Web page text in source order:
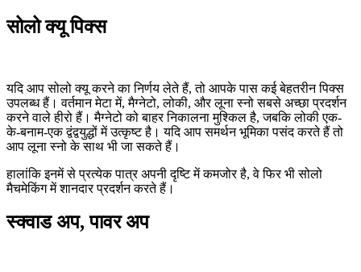
सोलो क्यू पिक्स
यदि आप सोलो क्यू करने का निर्णय लेते हैं, तो आपके पास कई बेहतरीन पिक्स
उपलब्ध हैं। वर्तमान मेटा में, मैग्नेटो, लोकी, और लूना स्नो सबसे अच्छा प्रदर्शन
करने वाले हीरो हैं। मैग्नेटो को बाहर निकालना मुश्किल है, जबकि लोकी एक-
के-बनाम-एक द्वंद्वयुद्धों में उत्कृष्ट है। यदि आप समर्थन भूमिका पसंद करते हैं तो
आप लूना स्नो के साथ भी जा सकते हैं।
हालांकि इनमें से प्रत्येक पात्र अपनी दृष्टि में कमजोर है, वे फिर भी सोलो
मैचमेकिंग में शानदार प्रदर्शन करते हैं।
स्क्वाड अप, पावर अप